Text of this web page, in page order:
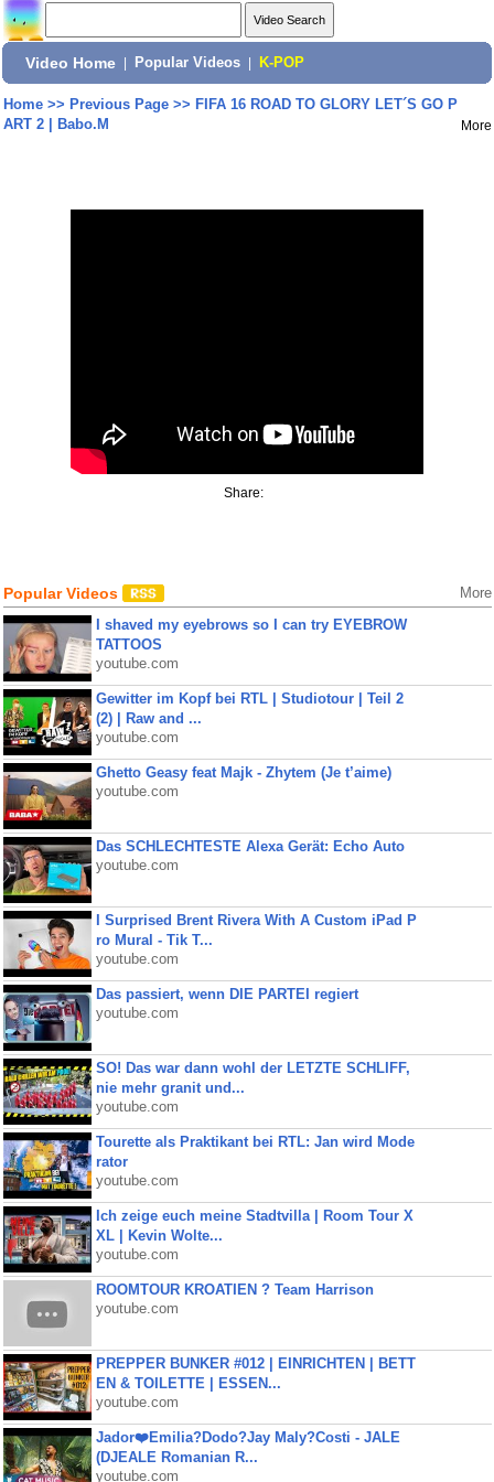
Video Home Popular Videos K-POP
Home>> Previous Page>> FIFA 16 ROAD TO GLORY LET´S GO P
ART 2 | Babo.M
More
Share:
Popular Videos More
I shaved my eyebrows so I can try EYEBROW
TATTOOS
youtube.com
Gewitter im Kopf bei RTL | Studiotour | Teil 2
(2) | Raw and ...
youtube.com
Ghetto Geasy feat Majk - Zhytem (Je t’aime)
youtube.com
Das SCHLECHTESTE Alexa Gerät: Echo Auto
youtube.com
I Surprised Brent Rivera With A Custom iPad P
ro Mural - Tik T...
youtube.com
Das passiert, wenn DIE PARTEI regiert
youtube.com
SO! Das war dann wohl der LETZTE SCHLIFF,
nie mehr granit und...
youtube.com
Tourette als Praktikant bei RTL: Jan wird Mode
rator
youtube.com
Ich zeige euch meine Stadtvilla | Room Tour X
XL | Kevin Wolte...
youtube.com
ROOMTOUR KROATIEN ? Team Harrison
youtube.com
PREPPER BUNKER #012 | EINRICHTEN | BETT
EN & TOILETTE | ESSEN...
youtube.com
Jador❤️Emilia?Dodo?Jay Maly?Costi - JALE
(DJEALE Romanian R...
youtube.com